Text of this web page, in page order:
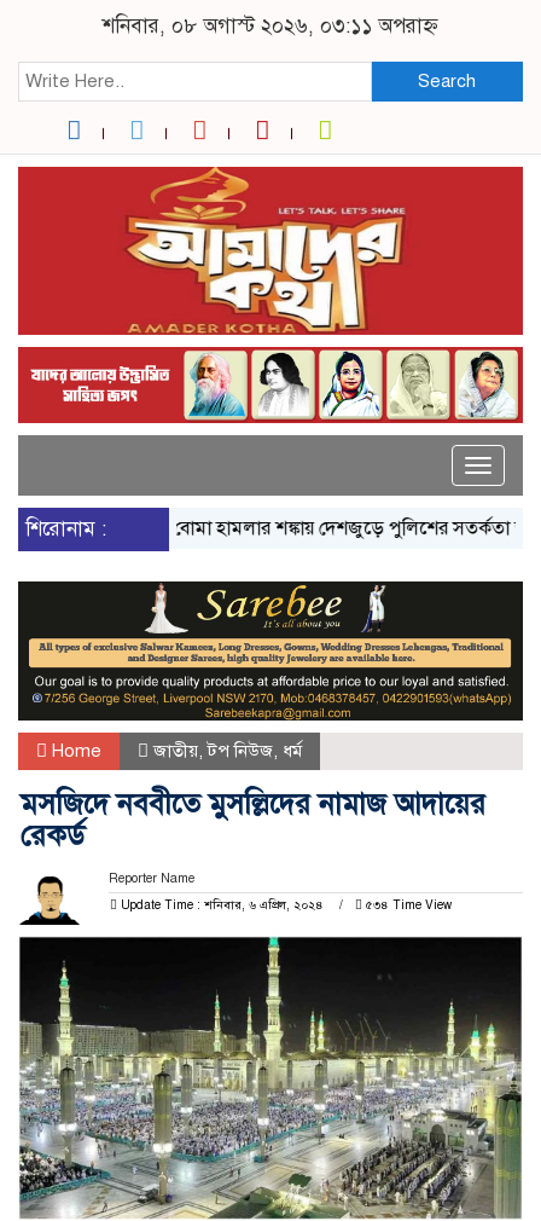
শনিবার, ০৮ অগাস্ট ২০২৬, ০৩:১১ অপরাহ্ন
Search
Toggle
শিরোনাম :
বোমা হামলার শঙ্কায় দেশজুড়ে পুলিশের সতর্কতা জারি
Home জাতীয়,টপ নিউজ, ধর্ম
মসজিদে নববীতে মুসল্লিদের নামাজ আদায়ের
রেকর্ড
Reporter Name
Update Time : শনিবার, ৬ এপ্রিল, ২০২৪
৫৩৪ Time View